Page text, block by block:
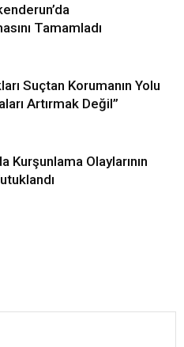
Tamamladı
Suçtan Korumanın Yolu
Artırmak Değil”
Kurşunlama Olaylarının